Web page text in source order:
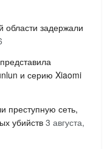
области задержали
и серию Xiaomi
преступную сеть,
убийств3 августа,